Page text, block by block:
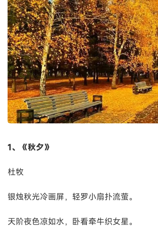
1、《秋夕》
杜牧
银烛秋光冷画屏，轻罗小扇扑流萤。
天阶夜色凉如水，卧看牵牛织女星。